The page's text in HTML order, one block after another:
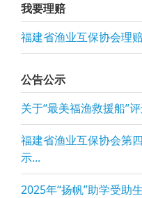
我要理赔
福建省渔业互保协会理
公告公示
关于“最美福渔救援船”
福建省渔业互保协会第
示...
2025年“扬帆”助学受助